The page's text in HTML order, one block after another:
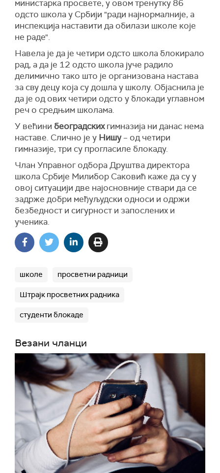
министарка просвете, у овом тренутку 86
одсто школа у Србији "ради најнормалније, а
инспекција наставити да обилази школе које
не раде".
Навела је да је четири одсто школа блокирало
рад, а да је 12 одсто школа јуче радило
делимично тако што је организована настава
за сву децу која су дошла у школу. Објаснила је
да је од ових четири одсто у блокади углавном
реч о средњим школама.
У већини београдскихгимназија ни данас нема
наставе. Слично је у Нишу– од четири
гимназије, три су прогласиле блокаду.
Члан Управног одбора Друштва директора
школа Србије Милибор Саковић каже да су у
овој ситуацији две најосновније ствари да се
задрже добри међуљудски односи и одржи
безбедност и сигурност и запослених и
ученика.
школе просветни радници
Штрајк просветних радника
студенти блокаде
Везани чланци